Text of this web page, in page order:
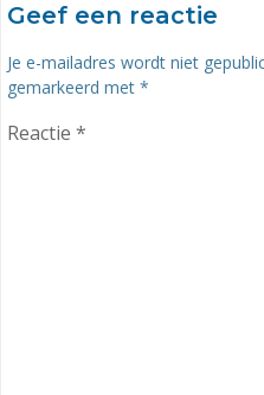
Geef een reactie
Je e-mailadres wordt niet
gemarkeerd met *
Reactie *